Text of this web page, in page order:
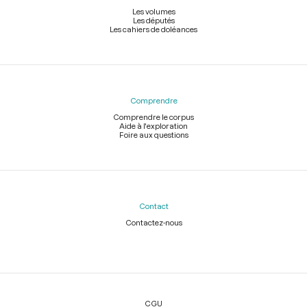
Les volumes
Les députés
Les cahiers de doléances
Comprendre
Comprendre le corpus
Aide à l'exploration
Foire aux questions
Contact
Contactez-nous
Légal
CGU